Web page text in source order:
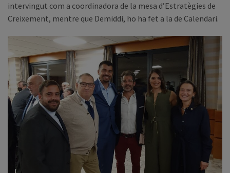
intervingut com a coordinadora de la mesa d’Estratègies de
Creixement, mentre que Demiddi, ho ha fet a la de Calendari.